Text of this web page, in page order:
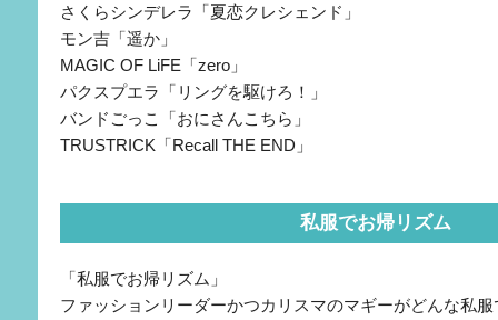
さくらシンデレラ「夏恋クレシェンド」
モン吉「遥か」
MAGIC OF LiFE「zero」
パクスプエラ「リングを駆けろ！」
バンドごっこ「おにさんこちら」
TRUSTRICK「Recall THE END」
私服でお帰リズム
「私服でお帰リズム」
ファッションリーダーかつカリスマのマギーがどんな私